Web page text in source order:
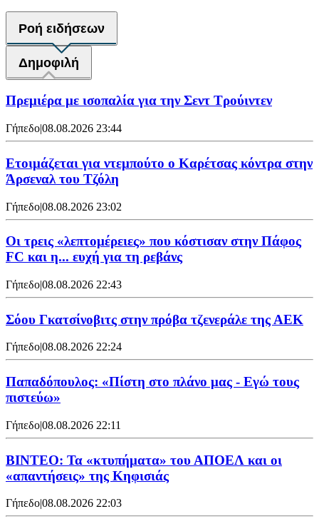
Ροή ειδήσεων
Δημοφιλή
Πρεμιέρα με ισοπαλία για την Σεντ Τρούιντεν
Γήπεδο|08.08.2026 23:44
Ετοιμάζεται για ντεμπούτο ο Καρέτσας κόντρα στην
Άρσεναλ του Τζόλη
Γήπεδο|08.08.2026 23:02
Οι τρεις «λεπτομέρειες» που κόστισαν στην Πάφος
FC και η... ευχή για τη ρεβάνς
Γήπεδο|08.08.2026 22:43
Σόου Γκατσίνοβιτς στην πρόβα τζενεράλε της ΑΕΚ
Γήπεδο|08.08.2026 22:24
Παπαδόπουλος: «Πίστη στο πλάνο μας - Εγώ τους
πιστεύω»
Γήπεδο|08.08.2026 22:11
ΒΙΝΤΕΟ: Τα «κτυπήματα» του ΑΠΟΕΛ και οι
«απαντήσεις» της Κηφισιάς
Γήπεδο|08.08.2026 22:03